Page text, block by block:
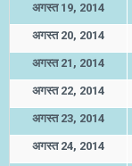
अगस्त 19, 2014
अगस्त 20, 2014
अगस्त 21, 2014
अगस्त 22, 2014
अगस्त 23, 2014
अगस्त 24, 2014